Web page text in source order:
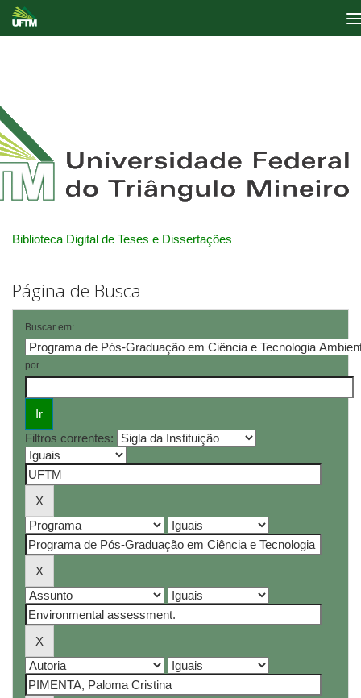
Biblioteca Digital de Teses e Dissertações
Página de Busca
Buscar em:
por
Filtros correntes: